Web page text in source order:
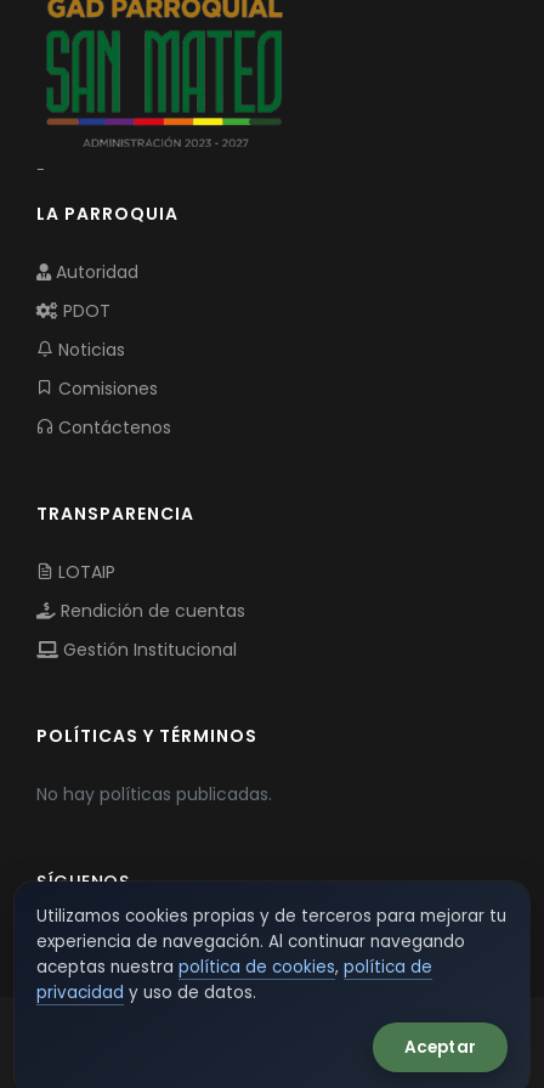
Convocatorias
GESTIÓN ADMINISTRATIVA
Plan de desarrollo y Ordenamiento Territorial -
Plan Operativo Anual - POA
PRESUPUESTO: EJECUCIÓN Y REPORTES
Cédulas presupuestarias y balances
Procesos de contratación
Ejecución Presupuestaria
-
LA PARROQUIA
Autoridad
PDOT
Noticias
Comisiones
Contáctenos
TRANSPARENCIA
LOTAIP
Rendición de cuentas
Gestión Institucional
POLÍTICAS Y TÉRMINOS
No hay políticas publicadas.
SÍGUENOS
© 2026 TSW - TecnoServiWeb. All Rights Reserved.
Utilizamos cookies propias y de terceros para mejorar tu
experiencia de navegación. Al continuar navegando
aceptas nuestra política de cookies, política de
privacidad y uso de datos.
Aceptar